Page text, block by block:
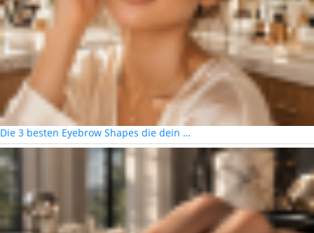
Die 3 besten Eyebrow Shapes die dein …